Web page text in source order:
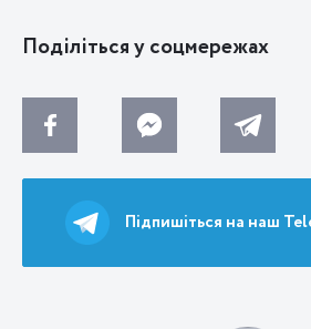
Поділіться у соцмережах
Підпишіться на наш